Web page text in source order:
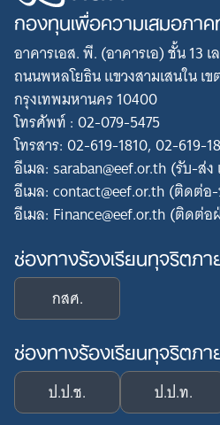
กองทุนเพื่อความเสมอภา
อาคารเอส. พี. (อาคารเอ) ชั้น 13
ถนนพหลโยธิน แขวงสามเสนใน เ
กรุงเทพมหานคร 10400
โทรศัพท์ : 02-079-5475
โทรสาร: 02-619-1810, 02-619-
อีเมล: saraban@eef.or.th (รับ-ส่ง
อีเมล: contact@eef.or.th (ติดต่อ
อีเมล: Finance@eef.or.th (ติดต่
ช่องทางร้องเรียนทุจริตภา
กสศ.
ช่องทางร้องเรียนทุจริตภ
ป.ป.ช. ป.ป.ท.